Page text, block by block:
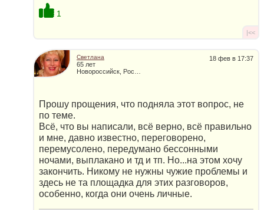
1
|<<
18 фев в 17:37
Светлана
65 лет
Прошу прощения, что подняла этот вопрос, не
по теме.
Всё, что вы написали, всё верно, всё правильно
и мне, давно известно, переговорено,
перемусолено, передумано бессонными
ночами, выплакано и тд и тп. Но...на этом хочу
закончить. Никому не нужны чужие проблемы и
здесь не та площадка для этих разговоров,
особенно, когда они очень личные.